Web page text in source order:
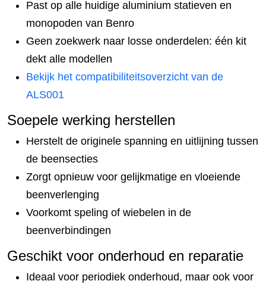
Past op alle huidige aluminium statieven en
monopoden van Benro
Geen zoekwerk naar losse onderdelen: één kit
dekt alle modellen
Bekijk het compatibiliteitsoverzicht van de
ALS001
Soepele werking herstellen
Herstelt de originele spanning en uitlijning tussen
de beensecties
Zorgt opnieuw voor gelijkmatige en vloeiende
beenverlenging
Voorkomt speling of wiebelen in de
beenverbindingen
Geschikt voor onderhoud en reparatie
Ideaal voor periodiek onderhoud, maar ook voor